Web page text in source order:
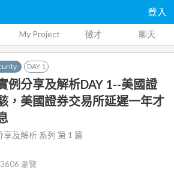
登入
My Project 徵才 聊天
DAY 1
例分享及解析DAY 1--美國證
，美國證券交易所延遲一年才
享及解析 系列 第 1 篇
3606 瀏覽